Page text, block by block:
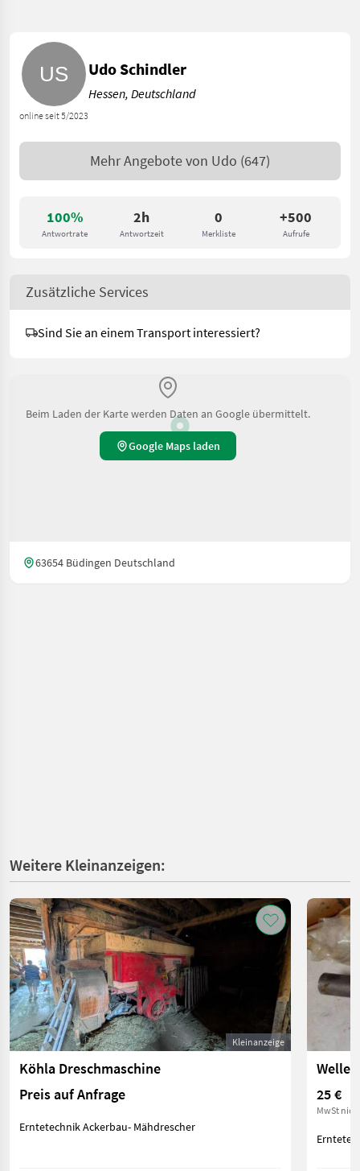
100%
Antwortrate
2h
Antwortzeit
0
Merkliste
+500
Aufrufe
online seit 5/2023
Udo Schindler
Hessen, Deutschland
Mehr Angebote von Udo (647)
Zusätzliche Services
Sind Sie an einem Transport interessiert?
Beim Laden der Karte werden Daten an Google übermittelt.
Google Maps laden
63654 Büdingen Deutschland
Weitere Kleinanzeigen:
Kleinanzeige
Köhla Dreschmaschine
Preis auf Anfrage
Erntetechnik Ackerbau- Mähdrescher
25 €
MwSt